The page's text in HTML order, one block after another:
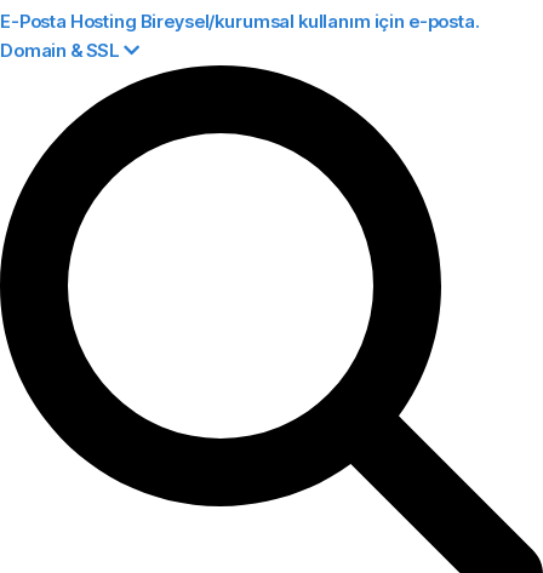
E-Posta Hosting Bireysel/kurumsal kullanım için e-posta.
Domain & SSL